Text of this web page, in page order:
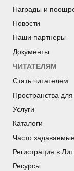
Награды и
Новости
Наши партнеры
Документы
ЧИТАТЕЛЯМ
Стать читателем
Пространства
Услуги
Каталоги
Часто
Регистрация в
Ресурсы